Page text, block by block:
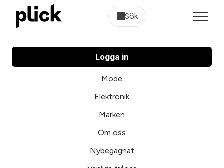
Sök
Logga in
Mode
Elektronik
Märken
Om oss
Nybegagnat